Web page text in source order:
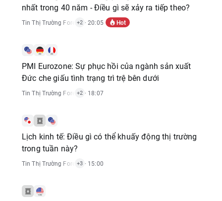
nhất trong 40 năm - Điều gì sẽ xảy ra tiếp theo?
Tin Thị Trường Forex,Tin Thị Trường Hàng Hóa
+2 · 20:05 Hot
PMI Eurozone: Sự phục hồi của ngành sản xuất
Đức che giấu tình trạng trì trệ bên dưới
Tin Thị Trường Forex,Tin Thị Trường Chỉ Số
+2 · 18:07
Lịch kinh tế: Điều gì có thể khuấy động thị trường
trong tuần này?
Tin Thị Trường Forex,Tin Thị Trường Hàng Hóa
+3 · 15:00